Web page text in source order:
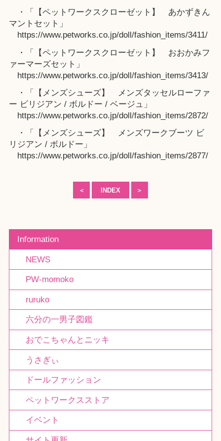
・「【ペットワークスクローゼット】 あかずきん
マントセット」
https://www.petworks.co.jp/doll/fashion_items/3411/
・「【ペットワークスクローゼット】 おおかみフ
ァーマーズセット」
https://www.petworks.co.jp/doll/fashion_items/3413/
・「【メンズシューズ】 メンズタッセルローファ
ー ビリジアン / ボルドー / ベージュ」
https://www.petworks.co.jp/doll/fashion_items/2872/
・「【メンズシューズ】 メンズワークブーツ ビ
リジアン / ボルドー」
https://www.petworks.co.jp/doll/fashion_items/2877/
＜ INDEX ＞
Information
NEWS
PW-momoko
ruruko
六分の一男子図鑑
おでこちゃんとニッキ
うさぎぃ
ドールファッション
ペットワークスストア
イベント